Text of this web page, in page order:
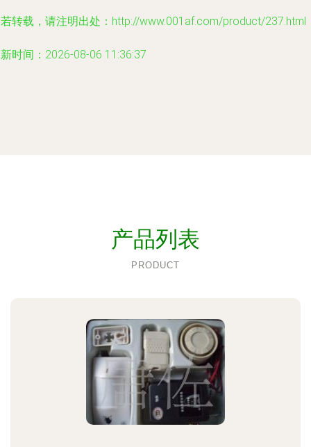
转载，请注明出处：http://www.001af.com/product/237.html
时间：2026-08-06 11:36:37
产品列表
PRODUCT